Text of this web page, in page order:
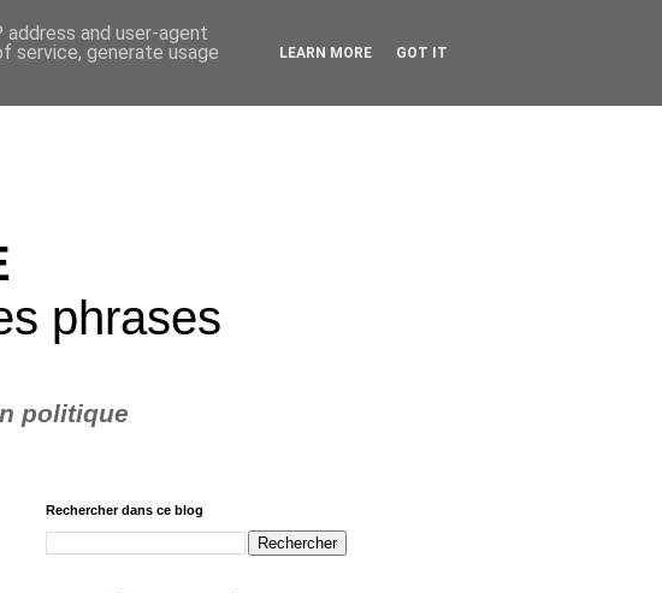
phrases
politique
Rechercher dans ce blog
and user-agent
service, generate usage
LEARN MORE GOT IT